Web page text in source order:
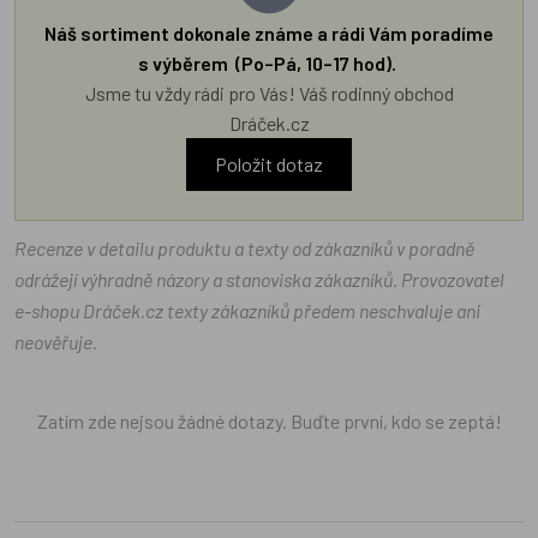
Náš sortiment dokonale známe a rádi Vám poradíme
s výběrem (Po–Pá, 10–17 hod).
Jsme tu vždy rádi pro Vás! Váš rodinný obchod
Dráček.cz
Položit dotaz
Recenze v detailu produktu a texty od zákazníků v poradně
odrážejí výhradně názory a stanoviska zákazníků. Provozovatel
e-shopu Dráček.cz texty zákazníků předem neschvaluje ani
neověřuje.
Zatím zde nejsou žádné dotazy. Buďte první, kdo se zeptá!